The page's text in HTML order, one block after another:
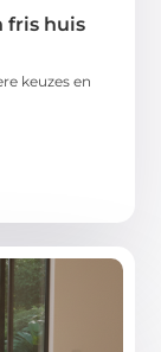
fris huis
keuzes en